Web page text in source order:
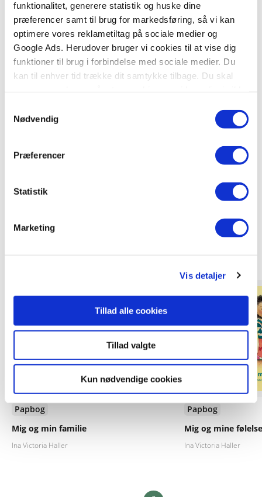
funktionalitet, generere statistik og huske dine
præferencer samt til brug for markedsføring, så vi kan
optimere vores reklametiltag på sociale medier og
Google Ads. Herudover bruger vi cookies til at vise dig
funktioner til brug i forbindelse med sociale medier. Du
kan til enhver tid trække dit samtykke tilbage. Du skal
tilbagetrækker et samtykke.
Nødvendig
Præferencer
Statistik
Marketing
Vis detaljer
Tillad alle cookies
Tillad valgte
Kun nødvendige cookies
Titler i serien
Papbog
Mig og min familie
Ina Victoria Haller
Papbog
Mig og mine
Ina Victoria Haller